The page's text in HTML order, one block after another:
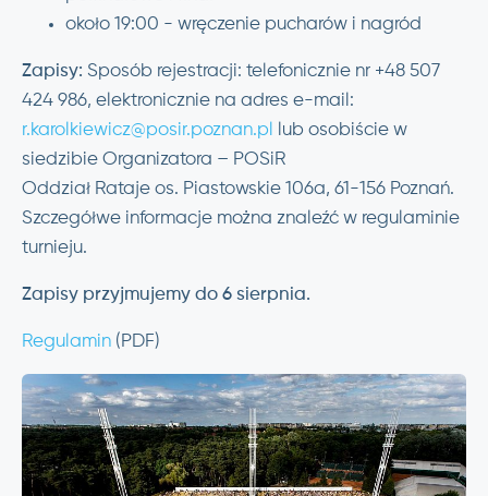
około 19:00 - wręczenie pucharów i nagród
Zapisy: Sposób rejestracji: telefonicznie nr +48 507
424 986, elektronicznie na adres e-mail:
r.karolkiewicz@posir.poznan.pl
lub osobiście w
siedzibie Organizatora – POSiR
Oddział Rataje os. Piastowskie 106a, 61-156 Poznań.
Szczegółwe informacje można znaleźć w regulaminie
turnieju.
Zapisy przyjmujemy do 6 sierpnia.
Regulamin (PDF)